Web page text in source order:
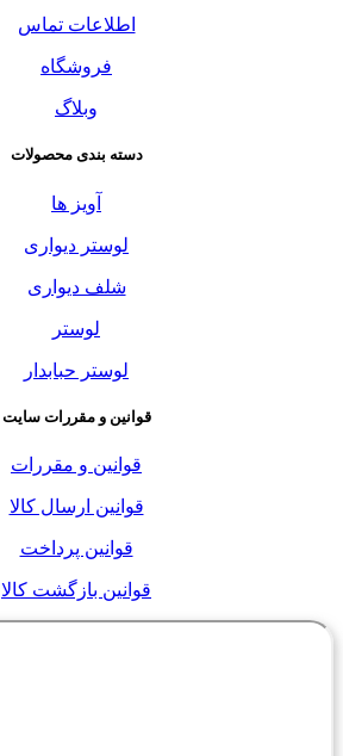
اطلاعات تماس
فروشگاه
وبلاگ
دسته بندی محصولات
آویز ها
لوستر دیواری
شلف دیواری
لوستر
لوستر حبابدار
قوانین و مقررات سایت
قوانین و مقررات
قوانین ارسال کالا
قوانین پرداخت
قوانین بازگشت کالا